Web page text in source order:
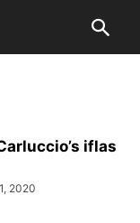
iflas
2020